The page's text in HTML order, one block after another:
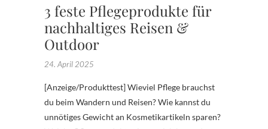
3 feste Pflegeprodukte für
nachhaltiges Reisen &
Outdoor
24. April 2025
[Anzeige/Produkttest] Wieviel Pflege brauchst
du beim Wandern und Reisen? Wie kannst du
unnötiges Gewicht an Kosmetikartikeln sparen?